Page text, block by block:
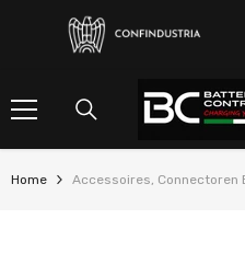
Home Accessoires, Connectoren